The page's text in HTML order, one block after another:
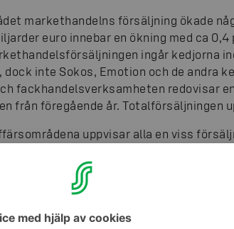
markethandelns försäljning ökade
euro innebar en ökning med ca
ingår kedjorna
dock inte Sokos, Emotion och de andra
fackhandelsverksamheten redovisar
från föregående år. Totalförsäljningen
uppvisar alla en viss
sjönk med 2,3 procent och var närmare
bränslen på världsmarknaden har
Resebransch- och